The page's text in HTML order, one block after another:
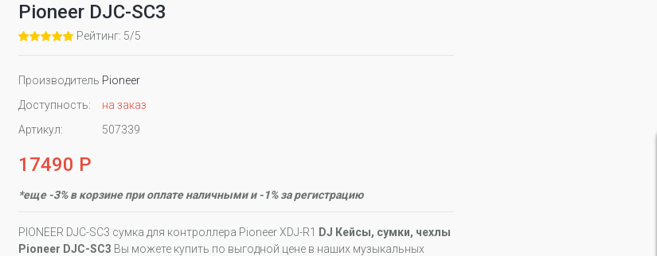
Pioneer DJC-SC3
Рейтинг: 5/5
Производитель Pioneer
Доступность:
на заказ
Артикул:
507339
17490 Р
*еще -3% в корзине при оплате наличными и -1% за регистрацию
PIONEER DJC-SC3 сумка для контроллера Pioneer XDJ-R1
DJ Кейсы, сумки, чехлы
Pioneer DJC-SC3 Вы можете купить по выгодной цене в наших музыкальных